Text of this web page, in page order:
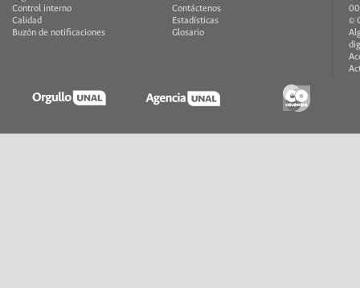
Control interno
Calidad
Buzón de notificaciones
Contáctenos
Estadísticas
Glosario
©